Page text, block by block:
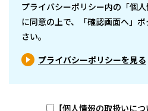
プライバシーポリシー内の「個人
に同意の上で、「確認画面へ」
さい。
プライバシーポリシーを見る
【個人情報の取扱いに